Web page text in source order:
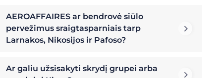
AEROAFFAIRES ar bendrovė siūlo
pervežimus sraigtasparniais tarp
Larnakos, Nikosijos ir Pafoso?
Ar galiu užsisakyti skrydį grupei arba